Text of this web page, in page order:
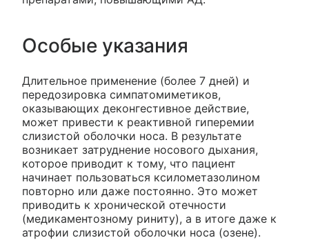
Особые указания
Длительное применение (более 7 дней) и
передозировка симпатомиметиков,
оказывающих деконгестивное действие,
может привести к реактивной гиперемии
слизистой оболочки носа. В результате
возникает затруднение носового дыхания,
которое приводит к тому, что пациент
начинает пользоваться ксилометазолином
повторно или даже постоянно. Это может
приводить к хронической отечности
(медикаментозному риниту), а в итоге даже к
атрофии слизистой оболочки носа (озене).